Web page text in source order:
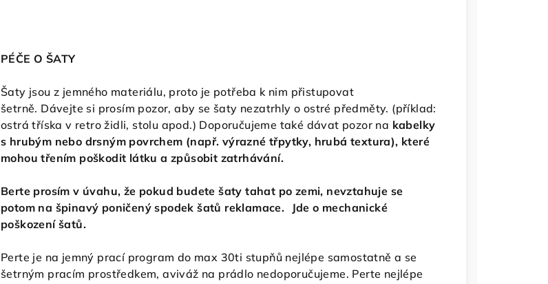
PÉČE O ŠATY
Šaty jsou z jemného materiálu, proto je potřeba k nim přistupovat
šetrně. Dávejte si prosím pozor, aby se šaty nezatrhly o ostré předměty. (příklad:
ostrá tříska v retro židli, stolu apod.) Doporučujeme také dávat pozor na kabelky
s hrubým nebo drsným povrchem (např. výrazné třpytky, hrubá textura), které
mohou třením poškodit látku a způsobit zatrhávání.
Berte prosím v úvahu, že pokud budete šaty tahat po zemi, nevztahuje se
potom na špinavý poničený spodek šatů reklamace. Jde o mechanické
poškození šatů.
Perte je na jemný prací program do max 30ti stupňů nejlépe samostatně a se
šetrným pracím prostředkem, aviváž na prádlo nedoporučujeme. Perte nejlépe